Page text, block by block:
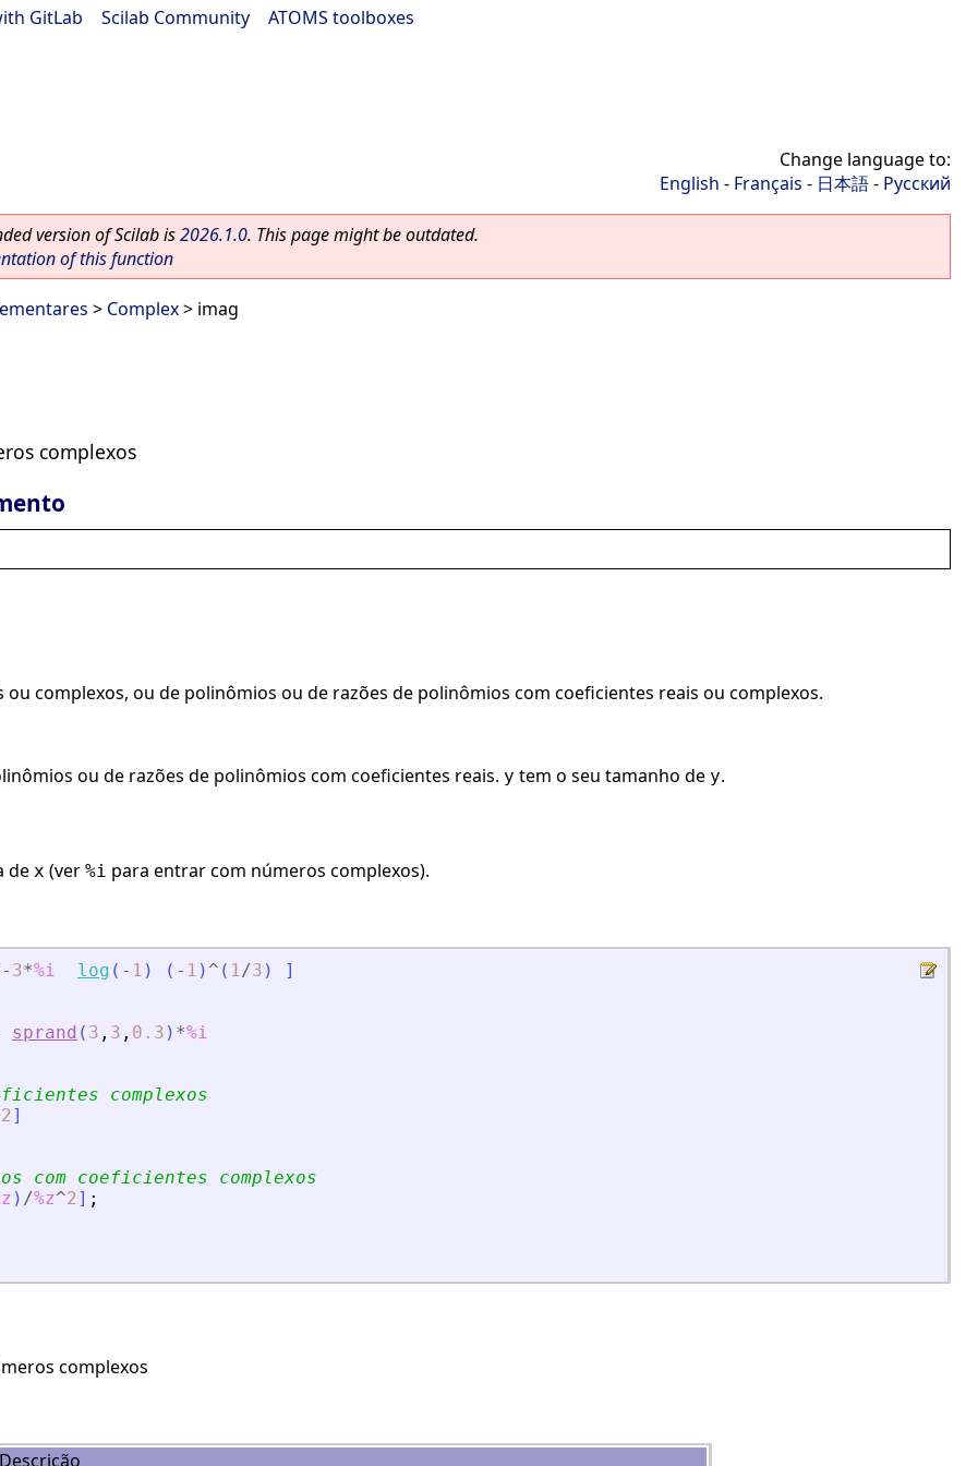
GitLab Scilab Community ATOMS toolboxes
Change language to:
English - Français - 日本語- Русский
version of Scilab is2026.1.0. This page might be outdated.
of this function
> Complex> imag
complexos
complexos, ou de polinômios ou de razões de polinômios com coeficientes reais ou complexos.
ou de razões de polinômios com coeficientes reais. y tem o seu tamanho de y.
de x (ver %i para entrar com números complexos).
- 3*%i log ( - 1 ) ( - 1 ) ^ ( 1/3 )
]
sprand ( 3 , 3 , 0.3 ) *%i
complexos
2]
com coeficientes complexos
) /%z^2] ;
complexos
Descrição